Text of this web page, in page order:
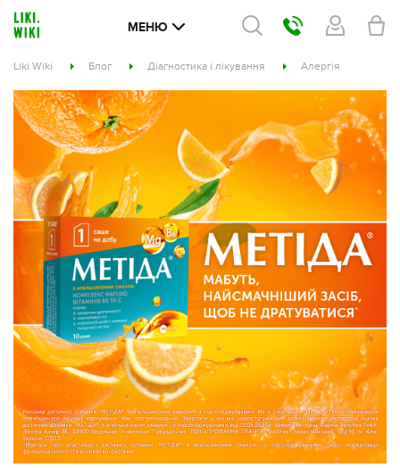
МЕНЮ
Liki Wiki Блог Діагностика і лікування Алергія